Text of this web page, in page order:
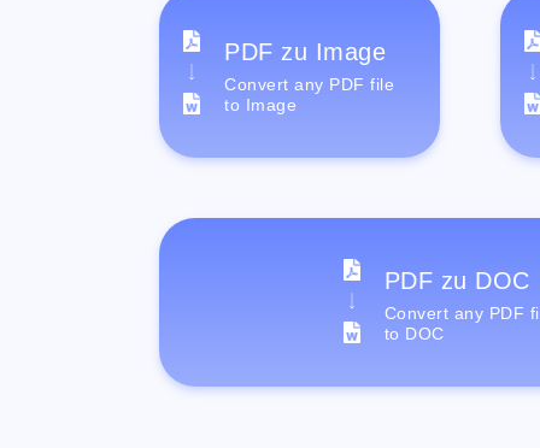
PDF zu Image
Convert any PDF file
to Image
PDF zu DOC
Convert any PDF
to DOC